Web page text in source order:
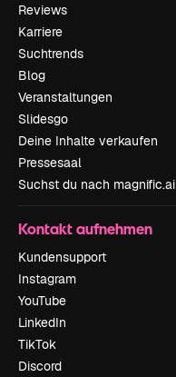
Reviews
Karriere
Suchtrends
Blog
Veranstaltungen
Slidesgo
Deine Inhalte verkaufen
Pressesaal
Suchst du nach magnific.ai
Kontakt aufnehmen
Kundensupport
Instagram
YouTube
LinkedIn
TikTok
Discord